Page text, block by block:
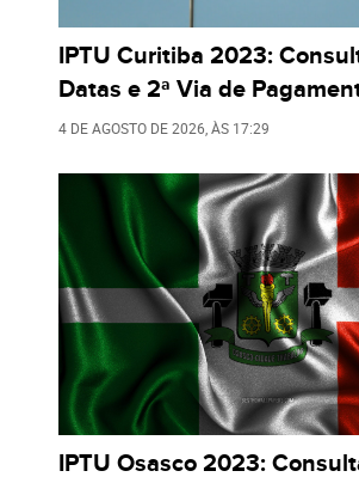
IPTU Curitiba 2023:
Datas e 2ª Via de
4 DE AGOSTO DE 2026 , ÀS 17:29
IPTU Osasco 2023: